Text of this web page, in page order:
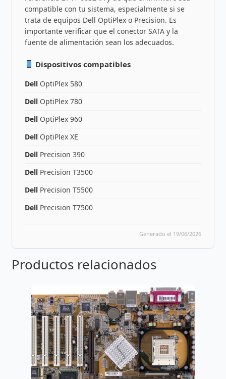
compatible con tu sistema, especialmente si se
trata de equipos Dell OptiPlex o Precision. Es
importante verificar que el conector SATA y la
fuente de alimentación sean los adecuados.
Dispositivos compatibles
Dell OptiPlex 580
Dell OptiPlex 780
Dell OptiPlex 960
Dell OptiPlex XE
Dell Precision 390
Dell Precision T3500
Dell Precision T5500
Dell Precision T7500
Generado el 19/06/2026
Productos relacionados